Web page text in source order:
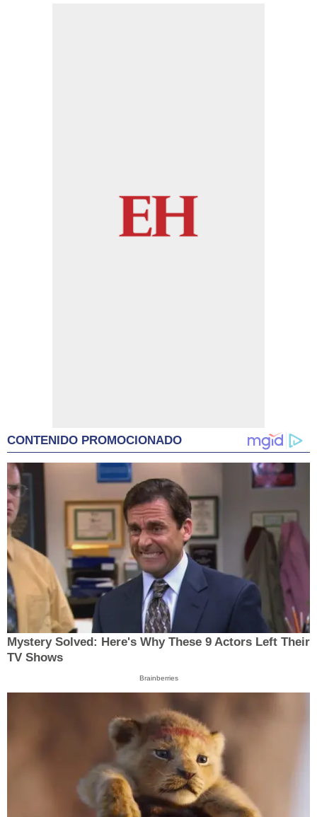
CONTENIDO PROMOCIONADO
Mystery Solved: Here's Why These 9 Actors Left Their
TV Shows
Brainberries